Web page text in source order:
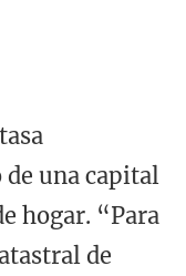
una capital
hogar. “Para
de